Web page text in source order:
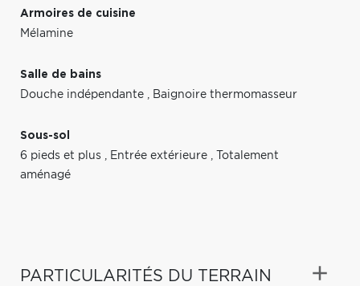
Armoires de cuisine
Mélamine
Salle de bains
Douche indépendante , Baignoire thermomasseur
Sous-sol
6 pieds et plus , Entrée extérieure ,
Totalement
aménagé
PARTICULARITÉS DU TERRAIN